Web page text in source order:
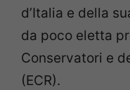
d’Italia e della
da poco eletta
Conservatori e
(ECR).